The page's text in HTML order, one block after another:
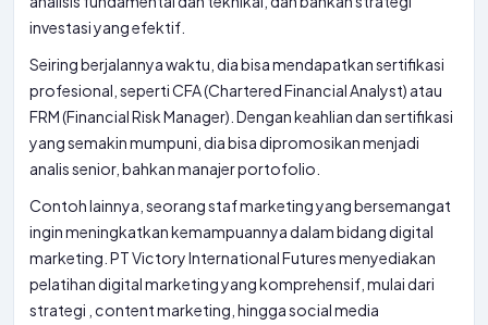
investasi yang efektif.
Seiring berjalannya waktu, dia bisa mendapatkan sertifikasi
profesional, seperti CFA (Chartered Financial Analyst) atau
FRM (Financial Risk Manager). Dengan keahlian dan sertifikasi
yang semakin mumpuni, dia bisa dipromosikan menjadi
analis senior, bahkan manajer portofolio.
Contoh lainnya, seorang staf marketing yang bersemangat
ingin meningkatkan kemampuannya dalam bidang digital
marketing. PT Victory International Futures menyediakan
pelatihan digital marketing yang komprehensif, mulai dari
strategi , content marketing, hingga social media